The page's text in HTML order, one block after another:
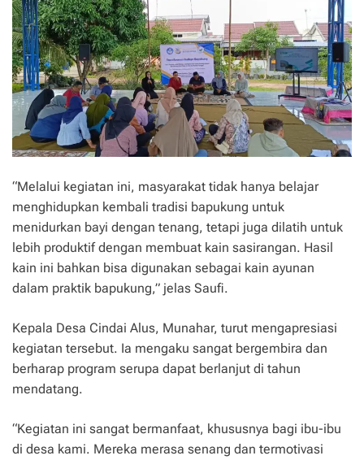
“Melalui kegiatan ini, masyarakat tidak hanya belajar
menghidupkan kembali tradisi bapukung untuk
menidurkan bayi dengan tenang, tetapi juga dilatih untuk
lebih produktif dengan membuat kain sasirangan. Hasil
kain ini bahkan bisa digunakan sebagai kain ayunan
dalam praktik bapukung,” jelas Saufi.
Kepala Desa Cindai Alus, Munahar, turut mengapresiasi
kegiatan tersebut. Ia mengaku sangat bergembira dan
berharap program serupa dapat berlanjut di tahun
mendatang.
“Kegiatan ini sangat bermanfaat, khususnya bagi ibu-ibu
di desa kami. Mereka merasa senang dan termotivasi